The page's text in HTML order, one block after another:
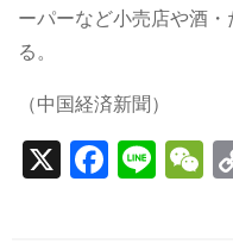
ーパーなど小売店や酒
る。
（中国経済新聞）
X F
a
Li
n e